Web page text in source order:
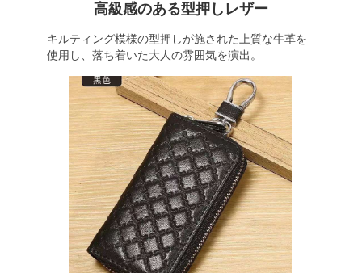
高級感のある型押しレザー
キルティング模様の型押しが施された上質な牛革を
使用し、落ち着いた大人の雰囲気を演出。